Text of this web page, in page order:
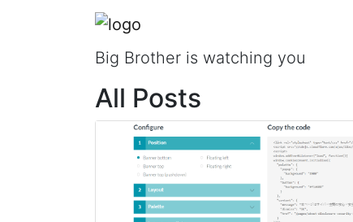
Shooting!!!
Big Brother is watching you
All Posts